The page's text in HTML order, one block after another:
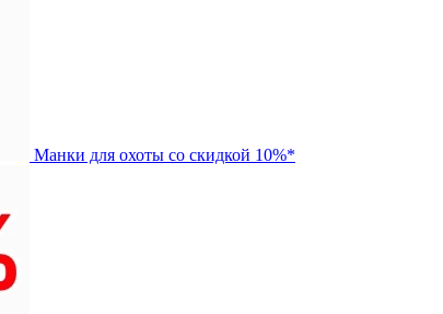
Манки для охоты со скидкой 10%*